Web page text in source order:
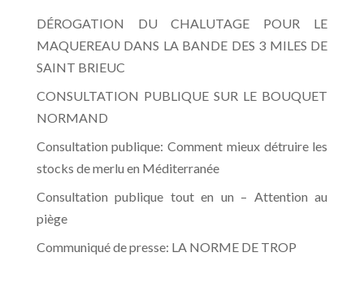
DÉROGATION DU CHALUTAGE POUR LE
MAQUEREAU DANS LA BANDE DES 3 MILES DE
SAINT BRIEUC
CONSULTATION PUBLIQUE SUR LE BOUQUET
NORMAND
Consultation publique: Comment mieux détruire les
stocks de merlu en Méditerranée
Consultation publique tout en un – Attention au
piège
Communiqué de presse: LA NORME DE TROP